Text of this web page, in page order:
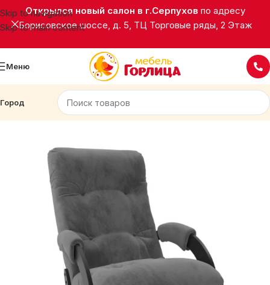
Skip to navigation
Skip to main content
Открылся новый салон в г.Серпухов по адресу
Борисовское шоссе, д. 5, ТЦ Торговые ряды, 2 Этаж
Меню
Город
Мягкая мебель Кресла